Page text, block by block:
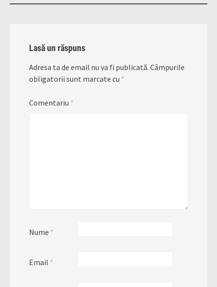
Lasă un răspuns
Adresa ta de email nu va fi publicată. Câmpurile
obligatorii sunt marcate cu *
Comentariu *
Nume *
Email *